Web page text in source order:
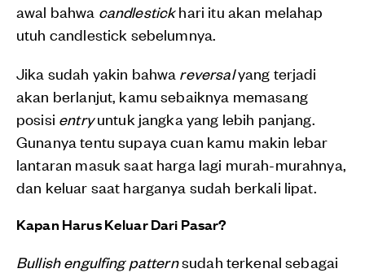
awal bahwa candlestickhari itu akan melahap
utuh candlestick sebelumnya.
Jika sudah yakin bahwa reversalyang terjadi
akan berlanjut, kamu sebaiknya memasang
posisi entryuntuk jangka yang lebih panjang.
Gunanya tentu supaya cuan kamu makin lebar
lantaran masuk saat harga lagi murah-murahnya,
dan keluar saat harganya sudah berkali lipat.
Kapan Harus Keluar Dari Pasar?
Bullish engulfing patternsudah terkenal sebagai